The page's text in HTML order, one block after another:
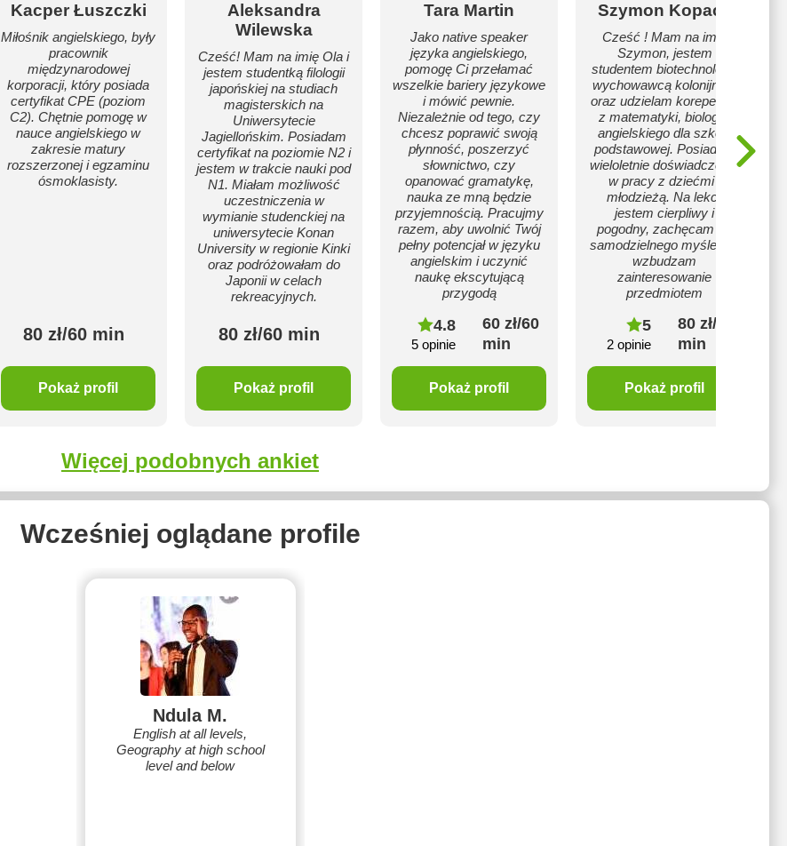
Kacper Łuszczki
Miłośnik angielskiego, były
pracownik
międzynarodowej
korporacji, który posiada
certyfikat CPE (poziom
C2). Chętnie pomogę w
nauce angielskiego w
zakresie matury
rozszerzonej i egzaminu
ósmoklasisty.
80 zł/60 min
Pokaż profil
Aleksandra
Wilewska
Cześć! Mam na imię Ola i
jestem studentką filologii
japońskiej na studiach
magisterskich na
Uniwersytecie
Jagiellońskim. Posiadam
certyfikat na poziomie N2 i
jestem w trakcie nauki pod
N1. Miałam możliwość
uczestniczenia w
wymianie studenckiej na
uniwersytecie Konan
University w regionie Kinki
oraz podróżowałam do
Japonii w celach
rekreacyjnych.
80 zł/60 min
Pokaż profil
Tara Martin
Jako native speaker
języka angielskiego,
pomogę Ci przełamać
wszelkie bariery językowe
i mówić pewnie.
Niezależnie od tego, czy
chcesz poprawić swoją
płynność, poszerzyć
słownictwo, czy
opanować gramatykę,
nauka ze mną będzie
przyjemnością. Pracujmy
razem, aby uwolnić Twój
pełny potencjał w języku
angielskim i uczynić
naukę ekscytującą
przygodą
4.8
5 opinie
60 zł/60
min
Pokaż profil
Szymon Kopacz
Cześć ! Mam na imię
Szymon, jestem
studentem biotechnologii,
wychowawcą kolonijnym
oraz udzielam korepetycji
z matematyki, biologii i
angielskiego dla szkoły
podstawowej. Posiadam
wieloletnie doświadczenie
w pracy z dziećmi i
młodzieżą. Na lekcji
jestem cierpliwy i
pogodny, zachęcam do
samodzielnego myślenia i
wzbudzam
zainteresowanie
przedmiotem
5
2 opinie
80 zł/60
min
Pokaż profil
Więcej podobnych ankiet
Wcześniej oglądane profile
Ndula M.
English at all levels,
Geography at high school
level and below